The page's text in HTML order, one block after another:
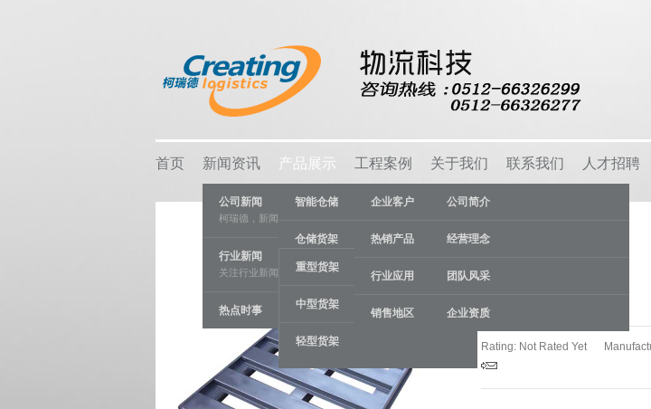
首页 新闻资讯
公司新闻
柯瑞德，新闻资讯
行业新闻
关注行业新闻，推动行业发展。
热点时事
产品展示
智能仓储
仓储货架
重型货架
中型货架
轻型货架
物流容器
车间设备
线棒系统
工程案例
企业客户
热销产品
行业应用
销售地区
关于我们
公司简介
经营理念
团队风采
企业资质
联系我们 人才招聘
钢托盘
Rating: Not Rated Yet